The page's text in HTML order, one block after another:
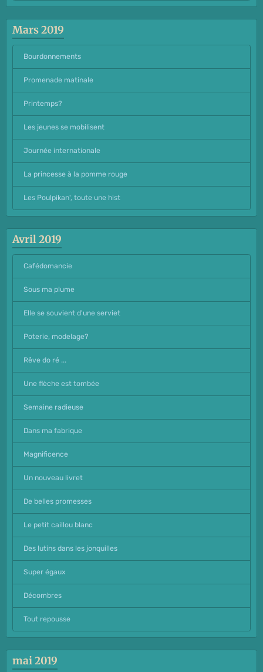
Mars 2019
Bourdonnements
Promenade matinale
Printemps?
Les jeunes se mobilisent
Journée internationale
La princesse à la pomme rouge
Les Poulpikan', toute une hist
Avril 2019
Cafédomancie
Sous ma plume
Elle se souvient d'une serviet
Poterie, modelage?
Rêve do ré ...
Une flèche est tombée
Semaine radieuse
Dans ma fabrique
Magnificence
Un nouveau livret
De belles promesses
Le petit caillou blanc
Des lutins dans les jonquilles
Super égaux
Décombres
Tout repousse
mai 2019